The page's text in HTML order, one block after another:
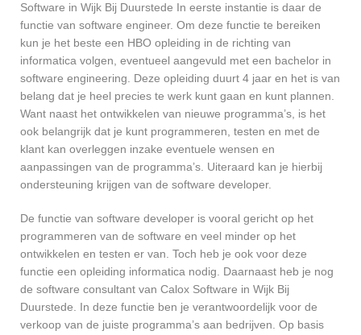
Software in Wijk Bij Duurstede In eerste instantie is daar de
functie van software engineer. Om deze functie te bereiken
kun je het beste een HBO opleiding in de richting van
informatica volgen, eventueel aangevuld met een bachelor in
software engineering. Deze opleiding duurt 4 jaar en het is van
belang dat je heel precies te werk kunt gaan en kunt plannen.
Want naast het ontwikkelen van nieuwe programma’s, is het
ook belangrijk dat je kunt programmeren, testen en met de
klant kan overleggen inzake eventuele wensen en
aanpassingen van de programma’s. Uiteraard kan je hierbij
ondersteuning krijgen van de software developer.
De functie van software developer is vooral gericht op het
programmeren van de software en veel minder op het
ontwikkelen en testen er van. Toch heb je ook voor deze
functie een opleiding informatica nodig. Daarnaast heb je nog
de software consultant van Calox Software in Wijk Bij
Duurstede. In deze functie ben je verantwoordelijk voor de
verkoop van de juiste programma’s aan bedrijven. Op basis